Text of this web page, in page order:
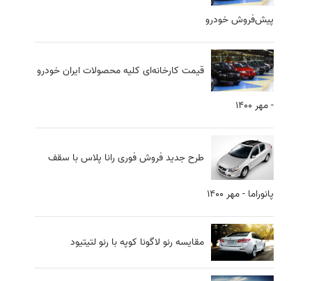
پیش‌فروش خودرو
قیمت کارخانه‌ای کلیه محصولات ایران خودرو
- مهر 1400
طرح جدید فروش فوری رانا پلاس با سقف
پانوراما - مهر 1400
مقايسه رنو لاگونا کوپه با رنو لتيتيود